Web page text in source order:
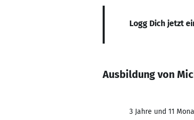
Logg Dich jetzt
Ausbildung von
3 Jahre und 11